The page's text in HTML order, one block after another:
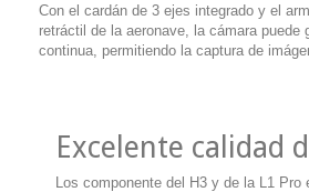
Con el cardán de 3 ejes integrado y el
retráctil de la aeronave, la cámara puede
continua, permitiendo la captura de
Excelente calidad
Los componente del H3 y de la L1 Pro